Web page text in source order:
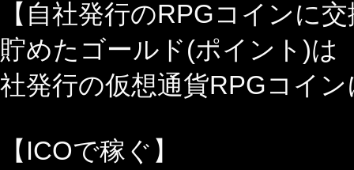
【自社発行のRPGコインに
貯めたゴールド(ポイント)は
社発行の仮想通貨RPGコイ
【ICOで稼ぐ】